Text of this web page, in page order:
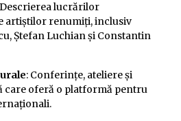
lucrărilor
artiștilor renumiți, inclusiv
Ștefan Luchian și Constantin
: Conferințe, ateliere și
care oferă o platformă pentru